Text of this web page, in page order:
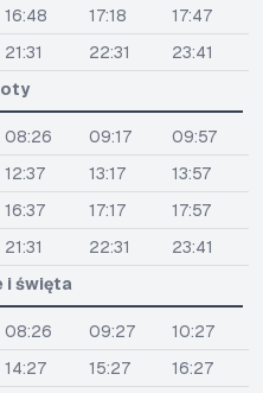
16:48 17:18
17:47
21:31 22:31
23:41
08:26 09:17
09:57
12:37 13:17
13:57
16:37 17:17
17:57
21:31 22:31
23:41
i święta
08:26 09:27
10:27
14:27 15:27
16:27